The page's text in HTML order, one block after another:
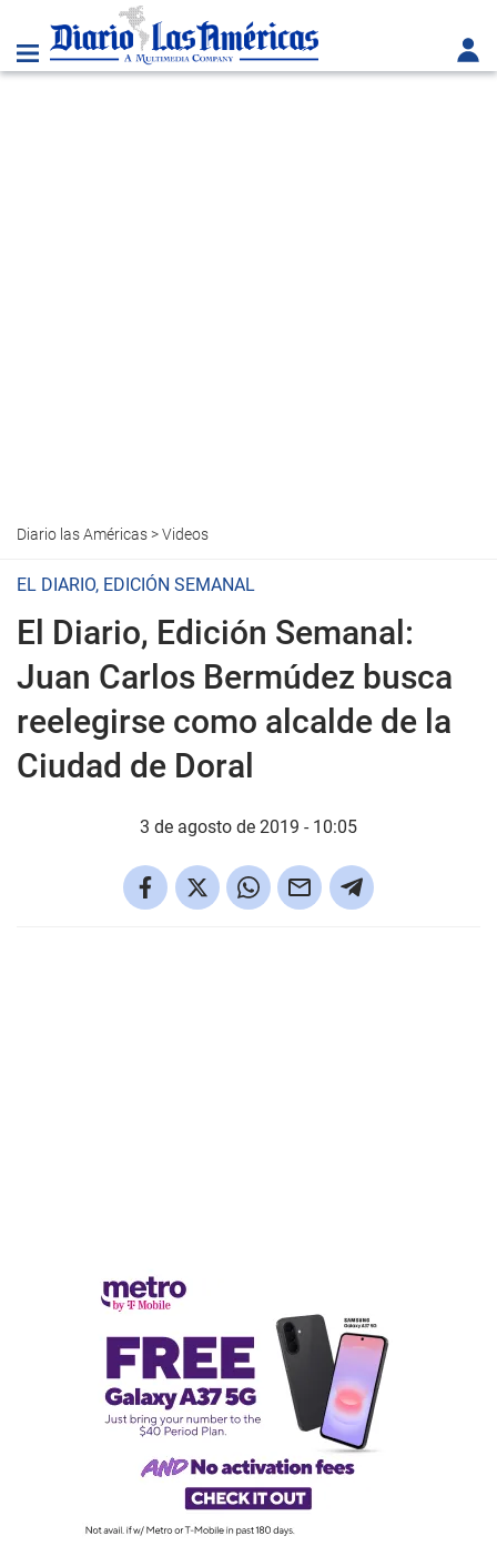
Diario las Américas>Videos
EL DIARIO, EDICIÓN SEMANAL
El Diario, Edición Semanal:
Juan Carlos Bermúdez busca
reelegirse como alcalde de la
Ciudad de Doral
3 de agosto de 2019 - 10:05